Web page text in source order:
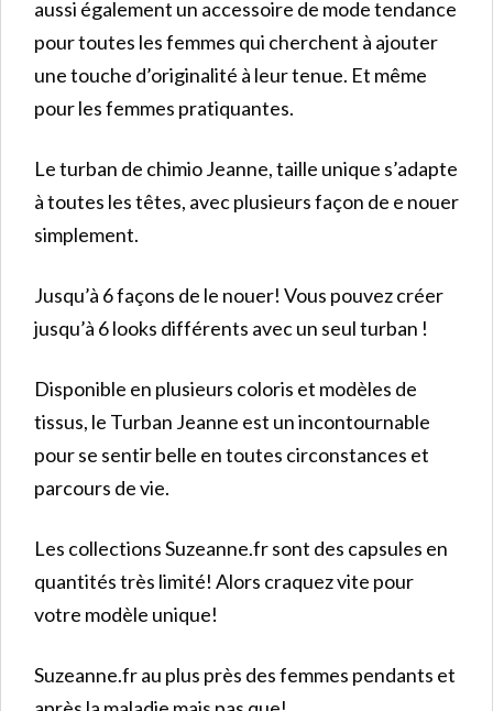
aussi également un accessoire de mode tendance
pour toutes les femmes qui cherchent à ajouter
une touche d’originalité à leur tenue. Et même
pour les femmes pratiquantes.
Le turban de chimio Jeanne, taille unique s’adapte
à toutes les têtes, avec plusieurs façon de e nouer
simplement.
Jusqu’à 6 façons de le nouer! Vous pouvez créer
jusqu’à 6 looks différents avec un seul turban !
Disponible en plusieurs coloris et modèles de
tissus, le Turban Jeanne est un incontournable
pour se sentir belle en toutes circonstances et
parcours de vie.
Les collections Suzeanne.fr sont des capsules en
quantités très limité! Alors craquez vite pour
votre modèle unique!
Suzeanne.fr au plus près des femmes pendants et